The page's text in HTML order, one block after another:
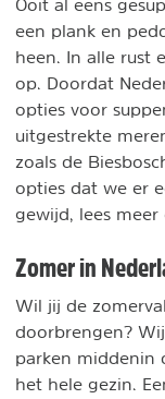
Ooit al eens
een plank en
heen. In alle rust
op. Doordat
opties voor
uitgestrekte
zoals de
opties dat we er
gewijd, lees meer
Zomer in
Wil jij de
doorbrengen?
parken middenin
het hele gezin.